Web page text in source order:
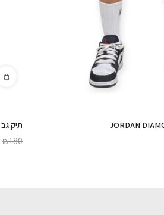
תיק גב JORDAN AIR PATROL BACKPACK
₪180